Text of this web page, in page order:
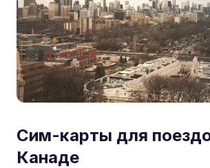
Сим-карты для
Канаде